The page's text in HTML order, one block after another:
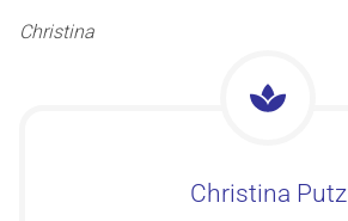
Christina
Christina Putz